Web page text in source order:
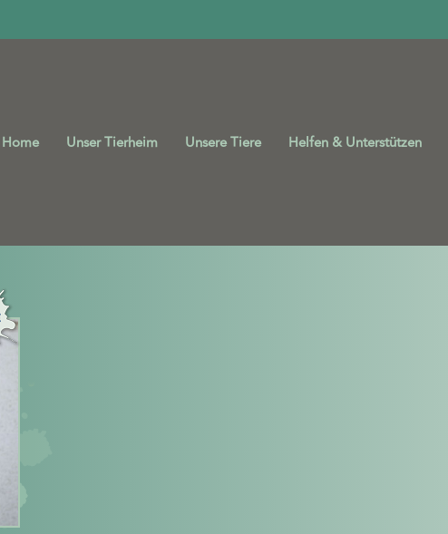
Home Unser Tierheim Unsere Tiere Helfen & Unterstützen